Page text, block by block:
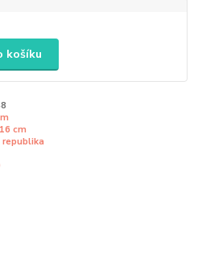
košíku
cm
republika